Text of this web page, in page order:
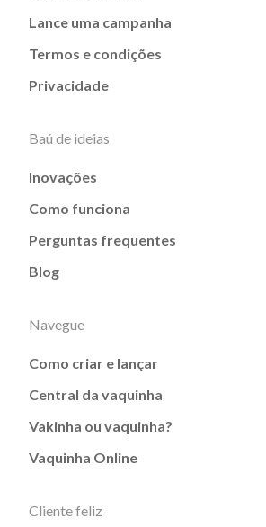
Lance uma campanha
Termos e condições
Privacidade
Baú de ideias
Inovações
Como funciona
Perguntas frequentes
Blog
Navegue
Como criar e lançar
Central da vaquinha
Vakinha ou vaquinha?
Vaquinha Online
Cliente feliz